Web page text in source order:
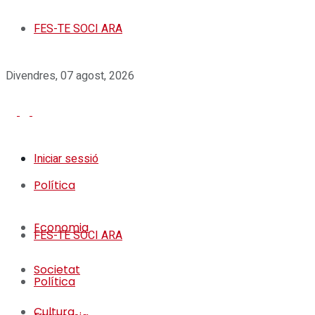
FES-TE SOCI ARA
Divendres, 07 agost, 2026
Iniciar sessió
Política
Economia
Societat
FES-TE SOCI ARA
Política